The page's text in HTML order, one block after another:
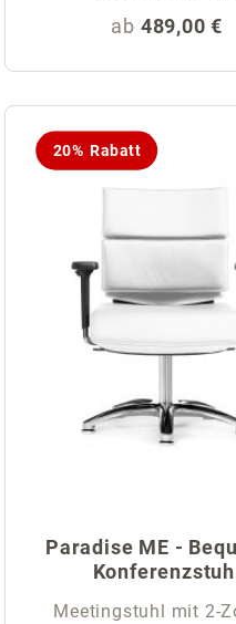
Rückenschale
Regulärer
ab 489,00 €
20% Rabatt
Paradise ME -
Meetingstuhl mit 2-